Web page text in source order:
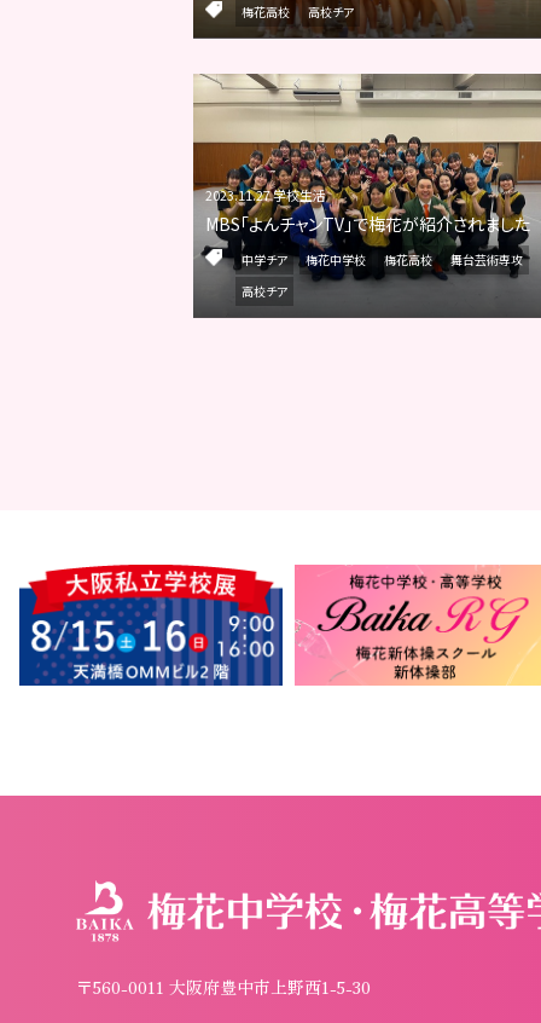
梅花高校 高校チア
2023.11.27 学校生活
MBS「よんチャンTV」で梅花が紹介されました
中学チア 梅花中学校 梅花高校
舞台芸術専攻
高校チア
〒560-0011 大阪府豊中市上野西1-5-30